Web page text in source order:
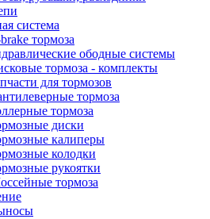
система
тормоза
ободные системы
тормоза - комплекты
для тормозов
тормоза
тормоза
диски
калиперы
колодки
рукоятки
тормоза